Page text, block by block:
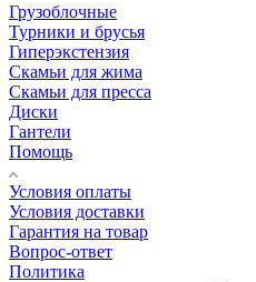
Грузоблочные
Турники и брусья
Гиперэкстензия
Скамьи для жима
Скамьи для пресса
Диски
Гантели
Помощь
Условия оплаты
Условия доставки
Гарантия на товар
Вопрос-ответ
Политика